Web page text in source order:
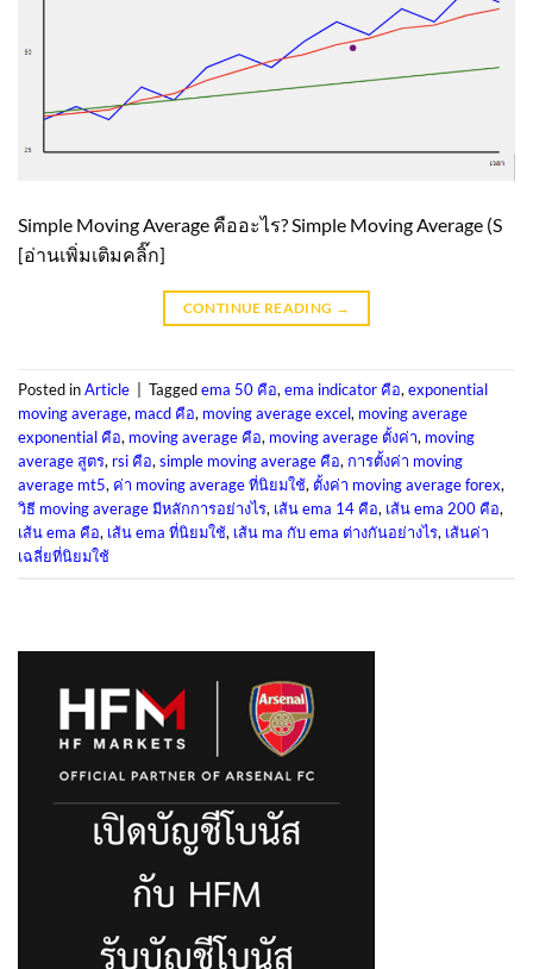
Simple Moving Average คืออะไร? Simple Moving Average (S
[อ่านเพิ่มเติมคลิ๊ก]
CONTINUE READING →
Posted inArticle Taggedema 50 คือ, ema indicator คือ, exponential
moving average, macd คือ, moving average excel, moving average
exponential คือ, moving average คือ, moving average ตั้งค่า, moving
average สูตร, rsi คือ, simple moving average คือ, การตั้งค่า moving
average mt5, ค่า moving average ที่นิยมใช้, ตั้งค่า moving average forex,
วิธี moving average มีหลักการอย่างไร, เส้น ema 14 คือ, เส้น ema 200 คือ,
เส้น ema คือ, เส้น ema ที่นิยมใช้, เส้น ma กับ ema ต่างกันอย่างไร, เส้นค่า
เฉลี่ยที่นิยมใช้